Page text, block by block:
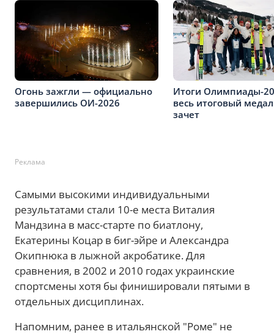
Огонь зажгли — официально
завершились ОИ-2026
Итоги Олимпиады-
весь итоговый
зачет
Реклама
Самыми высокими индивидуальными
результатами стали 10-е места Виталия
Мандзина в масс-старте по биатлону,
Екатерины Коцар в биг-эйре и Александра
Окипнюка в лыжной акробатике. Для
сравнения, в 2002 и 2010 годах украинские
спортсмены хотя бы финишировали пятыми в
отдельных дисциплинах.
Напомним, ранее в итальянской "Роме" не